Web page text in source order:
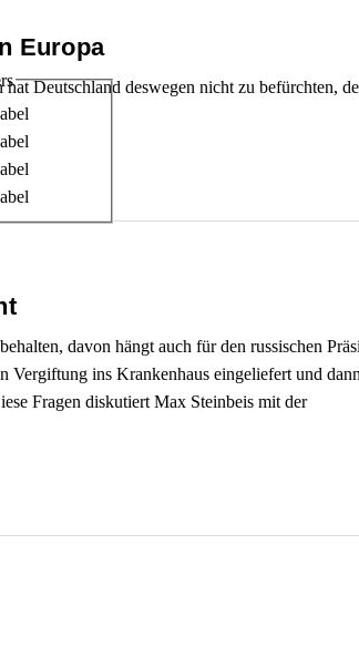
Europa
Deutschland deswegen nicht zu befürchten,
davon hängt auch für den russischen
ins Krankenhaus eingeliefert und
Fragen diskutiert Max Steinbeis mit der